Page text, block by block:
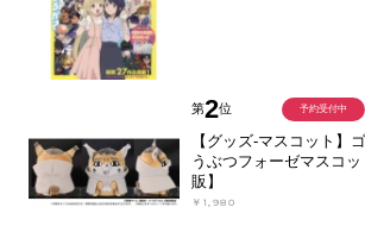
第2位
【グッズ-マスコット】
うぶつフォーゼマスコ
販】
￥1,980
予約受付中